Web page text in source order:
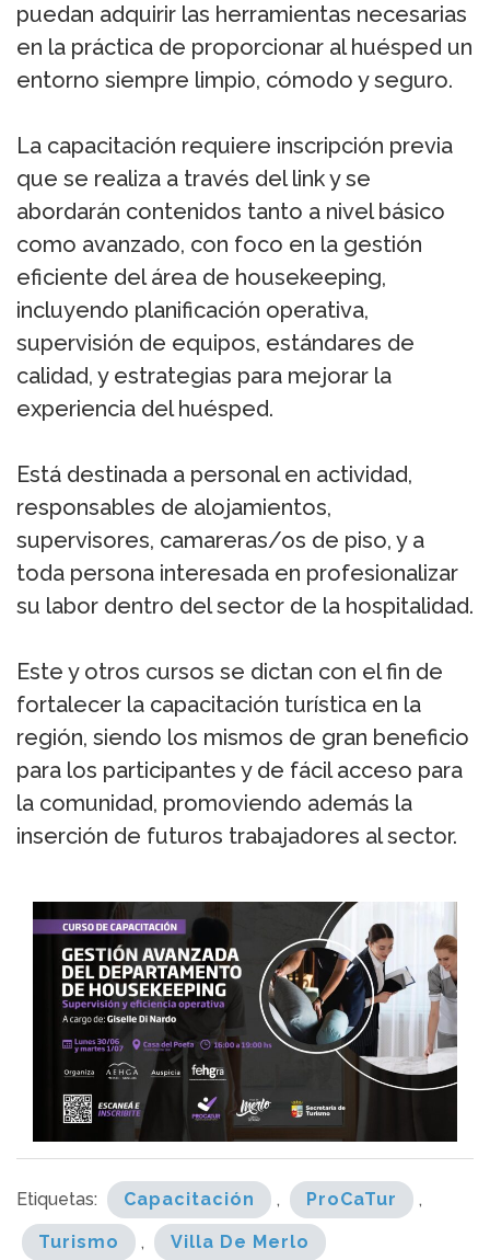
puedan adquirir las herramientas necesarias
en la práctica de proporcionar al huésped un
entorno siempre limpio, cómodo y seguro.
La capacitación requiere inscripción previa
que se realiza a través del link y se
abordarán contenidos tanto a nivel básico
como avanzado, con foco en la gestión
eficiente del área de housekeeping,
incluyendo planificación operativa,
supervisión de equipos, estándares de
calidad, y estrategias para mejorar la
experiencia del huésped.
Está destinada a personal en actividad,
responsables de alojamientos,
supervisores, camareras/os de piso, y a
toda persona interesada en profesionalizar
su labor dentro del sector de la hospitalidad.
Este y otros cursos se dictan con el fin de
fortalecer la capacitación turística en la
región, siendo los mismos de gran beneficio
para los participantes y de fácil acceso para
la comunidad, promoviendo además la
inserción de futuros trabajadores al sector.
Etiquetas: Capacitación , ProCaTur ,
Turismo , Villa De Merlo